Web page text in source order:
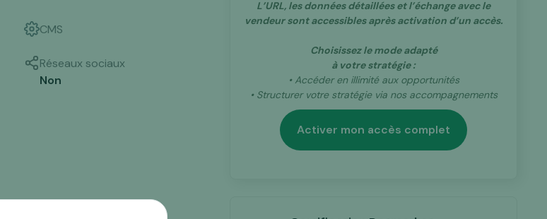
CMS
Réseaux sociaux
Non
L’URL, les données détaillées et l’échange avec le
vendeur sont accessibles après activation d’un accès.
Choisissez le mode adapté
à votre stratégie :
• Accéder en illimité aux opportunités
• Structurer votre stratégie via nos accompagnements
Activer mon accès complet